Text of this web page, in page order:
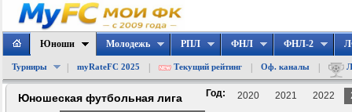
Юноши
Турниры myRateFC 2025 Текущий рейтинг Оф. каналы
Молодежь РПЛ ФНЛ ФНЛ-2
Юношеская футбольная лига Год: 2020 2021 2022